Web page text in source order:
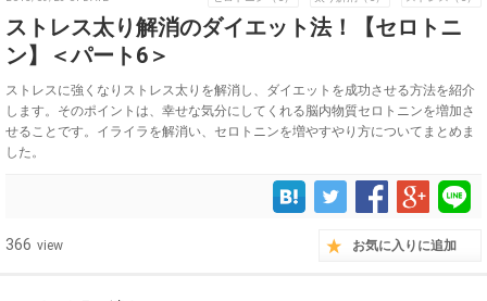
ストレス太り解消のダイエット法！【セロトニ
ン】＜パート6＞
ストレスに強くなりストレス太りを解消し、ダイエットを成功させる方法を紹介
します。そのポイントは、幸せな気分にしてくれる脳内物質セロトニンを増加さ
せることです。イライラを解消い、セロトニンを増やすやり方についてまとめま
した。
366 view お気に入りに追加